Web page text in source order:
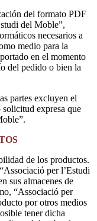
del formato PDF
del Moble”,
necesarios a
medio para la
en el momento
del pedido o bien la
partes excluyen el
expresa que
de los productos.
per l’Estudi
sus almacenes de
“Associació per
por otros medios
tener dicha